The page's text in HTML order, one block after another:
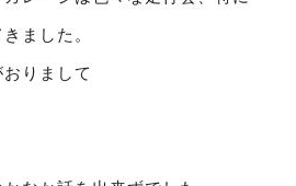
ました。
りまして